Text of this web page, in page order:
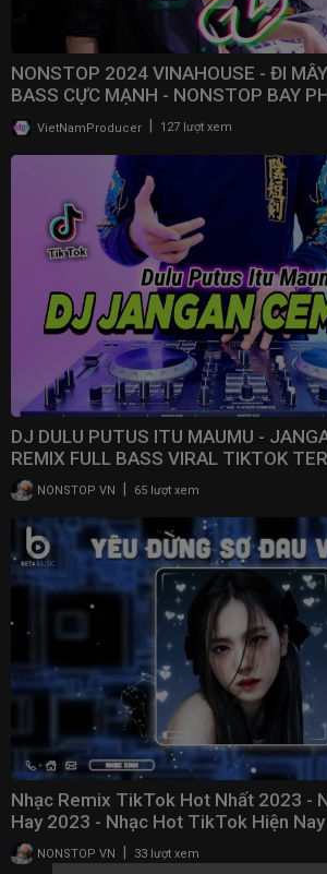
NONSTOP 2024 VINAHOUSE - ĐI
BASS CỰC MẠNH - NONSTOP BAY
VietNamProducer 127 lượt xem
DJ DULU PUTUS ITU MAUMU -
REMIX FULL BASS VIRAL TIKTOK
NONSTOP VN 65 lượt xem
Nhạc Remix TikTok Hot Nhất 2023 -
Hay 2023 - Nhạc Hot TikTok Hiện Nay
NONSTOP VN 33 lượt xem